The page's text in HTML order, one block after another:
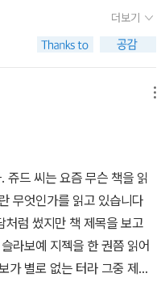
'안연구소'는 600명이 넘는
의 성공모델로 굳건히 자리
와 종종 비교되곤 하는데, 그
바로 이런 점 또한 안교수와
송이나 포탈사이트에는 거액
하곤 한다. 이에어떤이들은
대기업들의 '노블리스 오블리
다. 하지만 그들의 기부 이면
않다.'자유주의적 공산주의
아와 가난에 허덕이는 아이
기부할 수 있었던 것은 그가
때문이다. '지독한 사업가로
까지 나아가지 못 했던 이야
것이 배어 있다.
다고 한다면, 언어를 통해서
, 문화를 통해 이루어지는
고 있을 수도 있다는 사실이
나 뉴스에 나오는 어려운
야기, 이는 노력하면 되는
력하지 않았다는 사실이라
이 될 수 있다는 얘기다.즉,
환하여 개인이 무능하다고
우리가 깨달을 때 다른 세상
젝은 이런 폭력의 문제를 상
라, 나는 은근히 귀를 쫑긋
야.” “형, 저는 조그만 일에
하며, 나누며, 행복하게 ....
에 비판적인 우리 오빠는 차
어했지만, 그렇다하더라도 어
게 삶 자체가 사랑과 봉사와
표를 비난할 수 있단 말인가.
많았던지, 방송 후 열흘 만
단체에 6,500명의 후원자가
이 감동을 낳는 참으로 아름
프가 그렇게 커다란 반향을
진심어린 사랑으로 봉사활동
더보기
쥬드 씨는 요즘 무슨 책을 읽
무엇인가를 읽고 있습니다
럼 썼지만 책 제목을 보고
라보예 지젝을 한 권쯤 읽어
가 별로 없는 터라 그중 제목